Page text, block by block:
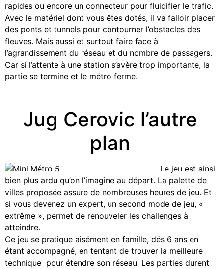
rapides ou encore un connecteur pour fluidifier le trafic.
Avec le matériel dont vous êtes dotés, il va falloir placer
des ponts et tunnels pour contourner l’obstacles des
fleuves. Mais aussi et surtout faire face à
l’agrandissement du réseau et du nombre de passagers.
Car si l’attente à une station s’avère trop importante, la
partie se termine et le métro ferme.
Jug Cerovic l’autre
plan
Le jeu est ainsi
bien plus ardu qu’on l’imagine au départ. La palette de
villes proposée assure de nombreuses heures de jeu. Et
si vous devenez un expert, un second mode de jeu, «
extrême », permet de renouveler les challenges à
atteindre.
Ce jeu se pratique aisément en famille, dés 6 ans en
étant accompagné, en tentant de trouver la meilleure
technique pour étendre son réseau. Les parties durent